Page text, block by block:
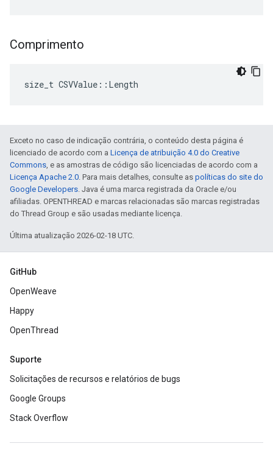
Comprimento
size_t CSVValue::Length
Exceto no caso de indicação contrária, o conteúdo desta página é
licenciado de acordo com a Licença de atribuição 4.0 do Creative
Commons, e as amostras de código são licenciadas de acordo com a
Licença Apache 2.0. Para mais detalhes, consulte as políticas do site do
Google Developers. Java é uma marca registrada da Oracle e/ou
afiliadas. OPENTHREAD e marcas relacionadas são marcas registradas
do Thread Group e são usadas mediante licença.
Última atualização 2026-02-18 UTC.
GitHub
OpenWeave
Happy
OpenThread
Suporte
Solicitações de recursos e relatórios de bugs
Google Groups
Stack Overflow